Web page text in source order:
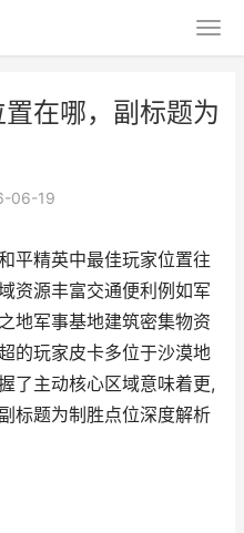
在哪，副标题为
06-19
平精英中最佳玩家位置往
资源丰富交通便利例如军
地军事基地建筑密集物资
的玩家皮卡多位于沙漠地
了主动核心区域意味着更,
标题为制胜点位深度解析